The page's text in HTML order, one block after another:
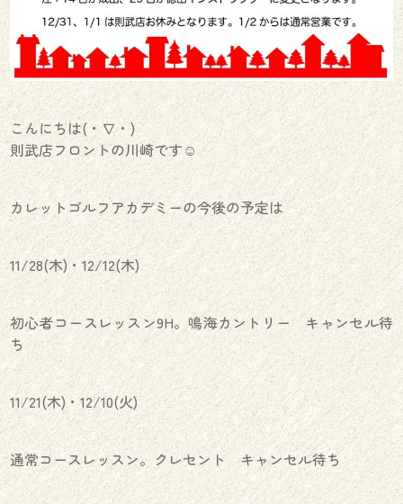
こんにちは(・∇・)
則武店フロントの川崎です☺︎
カレットゴルフアカデミーの今後の予定は
11/28(木)・12/12(木)
初心者コースレッスン9H。鳴海カントリー キャンセル待
ち
11/21(木)・12/10(火)
通常コースレッスン。クレセント キャンセル待ち